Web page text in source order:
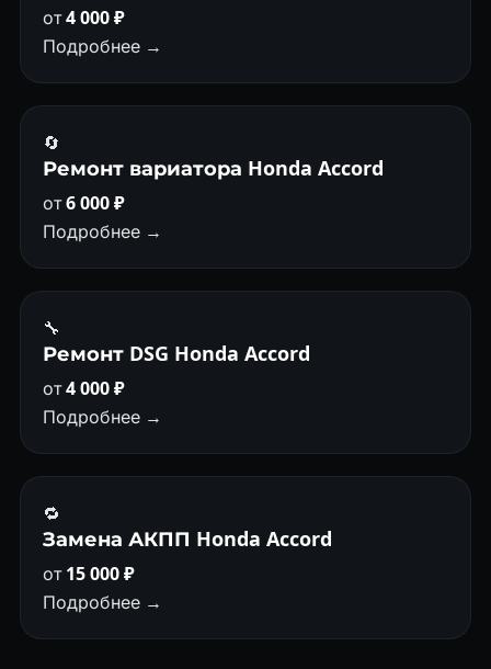
от4 000 ₽
Подробнее →
🔄
Ремонт вариатора Honda Accord
от6 000 ₽
Подробнее →
🔧
Ремонт DSG Honda Accord
от4 000 ₽
Подробнее →
🔁
Замена АКПП Honda Accord
от15 000 ₽
Подробнее →